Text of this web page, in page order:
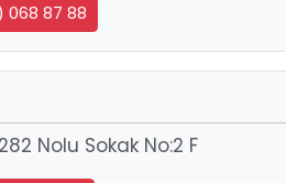
068 87 88
Nolu Sokak No:2 F